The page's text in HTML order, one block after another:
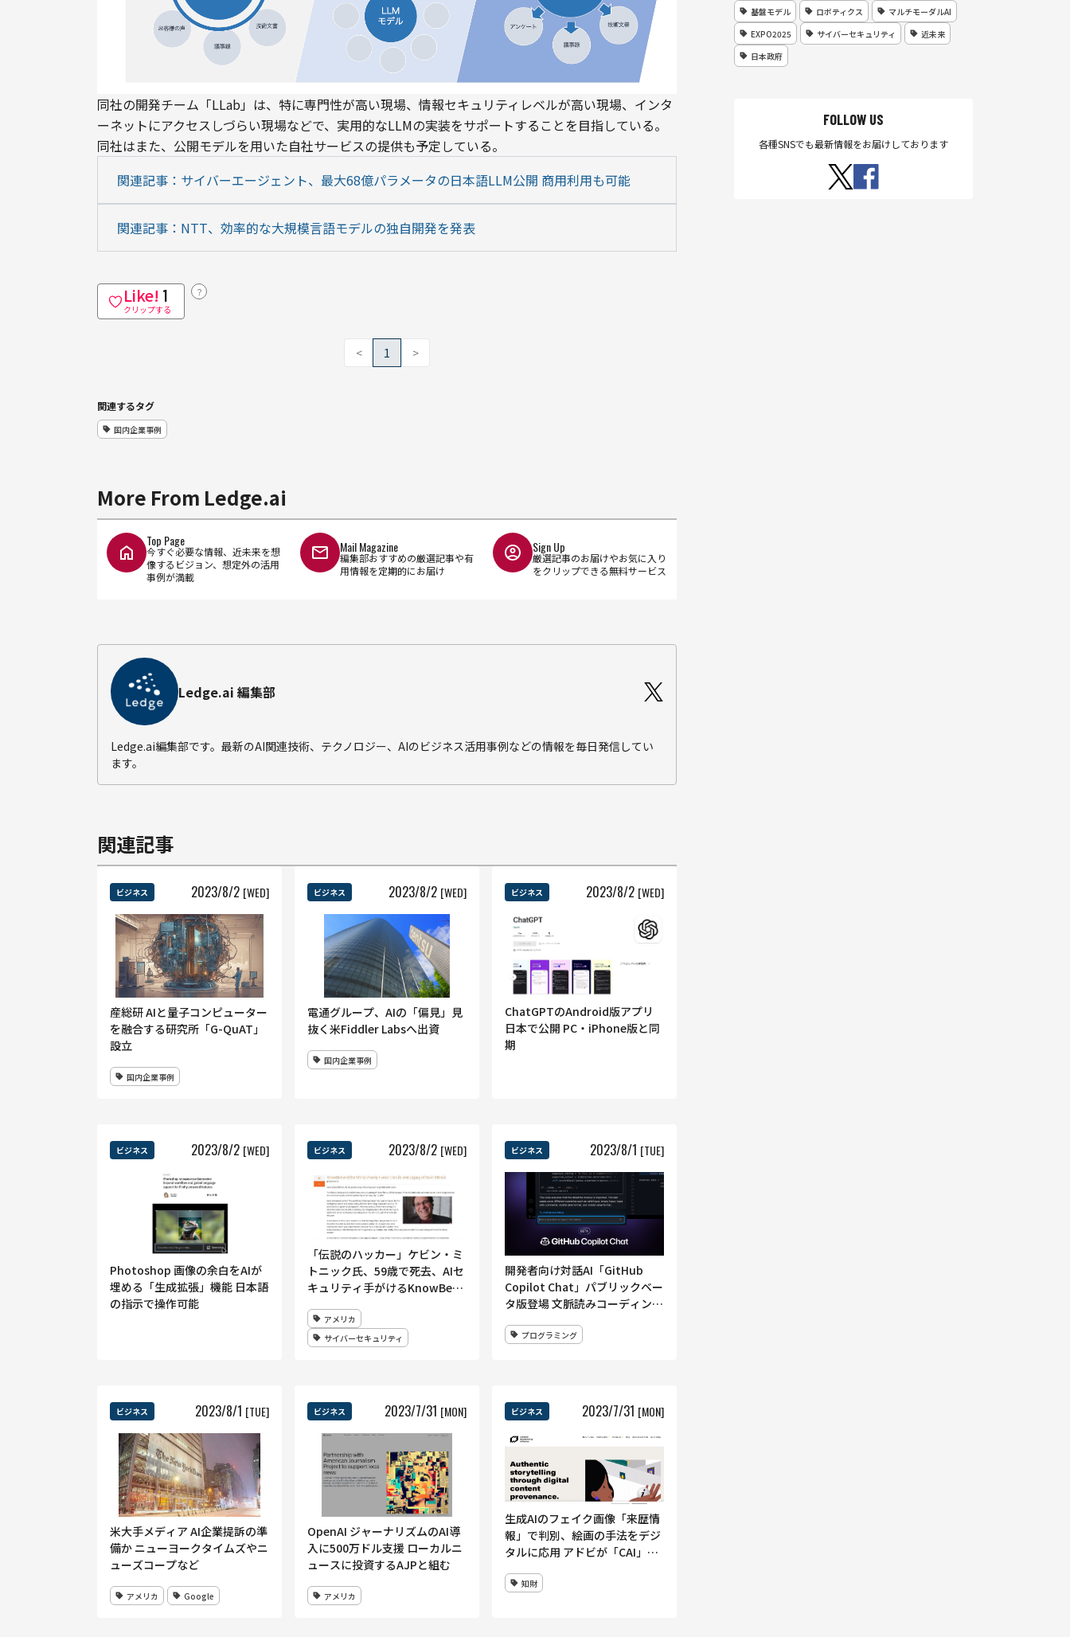
同社の開発チーム「LLab」は、特に専門性が高い現場、情報セキュリティレベルが高い現場、インタ
ーネットにアクセスしづらい現場などで、実用的なLLMの実装をサポートすることを目指している。
同社はまた、公開モデルを用いた自社サービスの提供も予定している。
関連記事：サイバーエージェント、最大68億パラメータの日本語LLM公開 商用利用も可能
関連記事：NTT、効率的な大規模言語モデルの独自開発を発表
Like! 1
クリップする
？
< 1 >
関連するタグ
国内企業事例
More From Ledge.ai
Top Page
今すぐ必要な情報、近未来を想
像するビジョン、想定外の活用
事例が満載
Mail Magazine
編集部おすすめの厳選記事や有
用情報を定期的にお届け
Sign Up
厳選記事のお届けやお気に入り
をクリップできる無料サービス
Ledge.ai 編集部
Ledge.ai編集部です。最新のAI関連技術、テクノロジー、AIのビジネス活用事例などの情報を毎日発信してい
ます。
関連記事
ビジネス 2023/8/2 [WED]
産総研 AIと量子コンピューター
を融合する研究所「G-QuAT」
設立
国内企業事例
ビジネス 2023/8/2 [WED]
電通グループ、AIの「偏見」見
抜く米Fiddler Labsへ出資
国内企業事例
ビジネス 2023/8/2 [WED]
ChatGPTのAndroid版アプリ
日本で公開 PC・iPhone版と同
期
ビジネス 2023/8/2 [WED]
Photoshop 画像の余白をAIが
埋める「生成拡張」機能 日本語
の指示で操作可能
ビジネス 2023/8/2 [WED]
「伝説のハッカー」ケビン・ミ
トニック氏、59歳で死去、AIセ
キュリティ手がけるKnowBe4
アメリカ
サイバーセキュリティ
ビジネス 2023/8/1 [TUE]
開発者向け対話AI「GitHub
Copilot Chat」パブリックベー
タ版登場 文脈読みコーディング
プログラミング
ビジネス 2023/8/1 [TUE]
米大手メディア AI企業提訴の準
備か ニューヨークタイムズやニ
ューズコープなど
アメリカ Google
ビジネス 2023/7/31 [MON]
OpenAI ジャーナリズムのAI導
入に500万ドル支援 ローカルニ
ュースに投資するAJPと組む
アメリカ
ビジネス 2023/7/31 [MON]
生成AIのフェイク画像「来歴情
報」で判別、絵画の手法をデジ
タルに応用 アドビが「CAI」の
知財
基盤モデル
ロボティクス
マルチモーダルAI
EXPO2025
サイバーセキュリティ
近未来
日本政府
FOLLOW US
各種SNSでも最新情報をお届けしております